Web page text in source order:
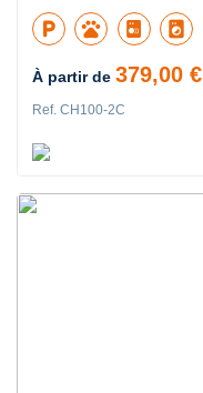
local_parking pets local_laundry_service
À partir de 379,00 €
Ref. CH100-2C